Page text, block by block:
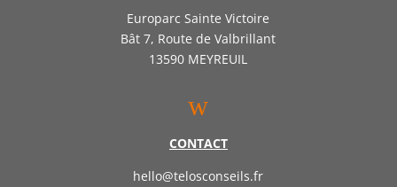
Europarc Sainte Victoire
Bât 7, Route de Valbrillant
13590 MEYREUIL
w
CONTACT
hello@telosconseils.fr